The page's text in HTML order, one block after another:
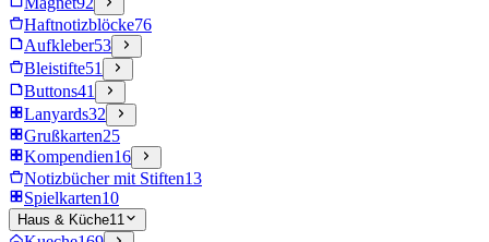
Haftnotizblöcke76
Aufkleber53
Bleistifte51
Buttons41
Lanyards32
Grußkarten25
Kompendien16
Notizbücher mit Stiften13
Spielkarten10
Haus & Küche11